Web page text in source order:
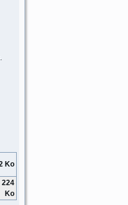
Ko
224
Ko